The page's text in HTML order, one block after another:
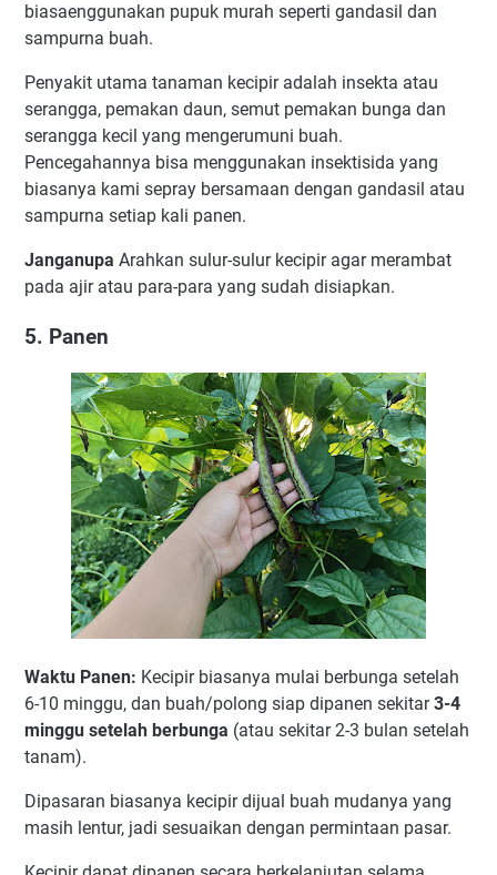
biasaenggunakan pupuk murah seperti gandasil dan
sampurna buah.
Penyakit utama tanaman kecipir adalah insekta atau
serangga, pemakan daun, semut pemakan bunga dan
serangga kecil yang mengerumuni buah.
Pencegahannya bisa menggunakan insektisida yang
biasanya kami sepray bersamaan dengan gandasil atau
sampurna setiap kali panen.
Janganupa Arahkan sulur-sulur kecipir agar merambat
pada ajir atau para-para yang sudah disiapkan.
5. Panen
Waktu Panen: Kecipir biasanya mulai berbunga setelah
6-10 minggu, dan buah/polong siap dipanen sekitar3-4
minggu setelah berbunga (atau sekitar 2-3 bulan setelah
tanam).
Dipasaran biasanya kecipir dijual buah mudanya yang
masih lentur, jadi sesuaikan dengan permintaan pasar.